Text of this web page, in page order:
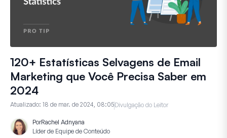
120+ Estatísticas Selvagens de Email
Marketing que Você Precisa Saber em
2024
Atualizado: 18 de mar. de 2024, 08:05Divulgação do Leitor
PorRachel Adnyana
Líder de Equipe de Conteúdo